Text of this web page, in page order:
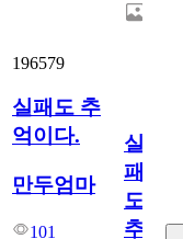
196579
실패도 추
억이다.
만두엄마
101
실
패
도
추